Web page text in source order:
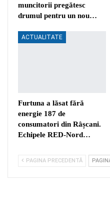
muncitorii pregătesc
drumul pentru un nou…
ACTUALITATE
Furtuna a lăsat fără
energie 187 de
consumatori din Râșcani.
Echipele RED-Nord…
PAGINA PRECEDENTĂ